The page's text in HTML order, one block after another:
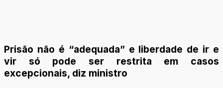
Prisão não é “adequada” e liberdade de ir e
vir só pode ser restrita em casos
excepcionais, diz ministro